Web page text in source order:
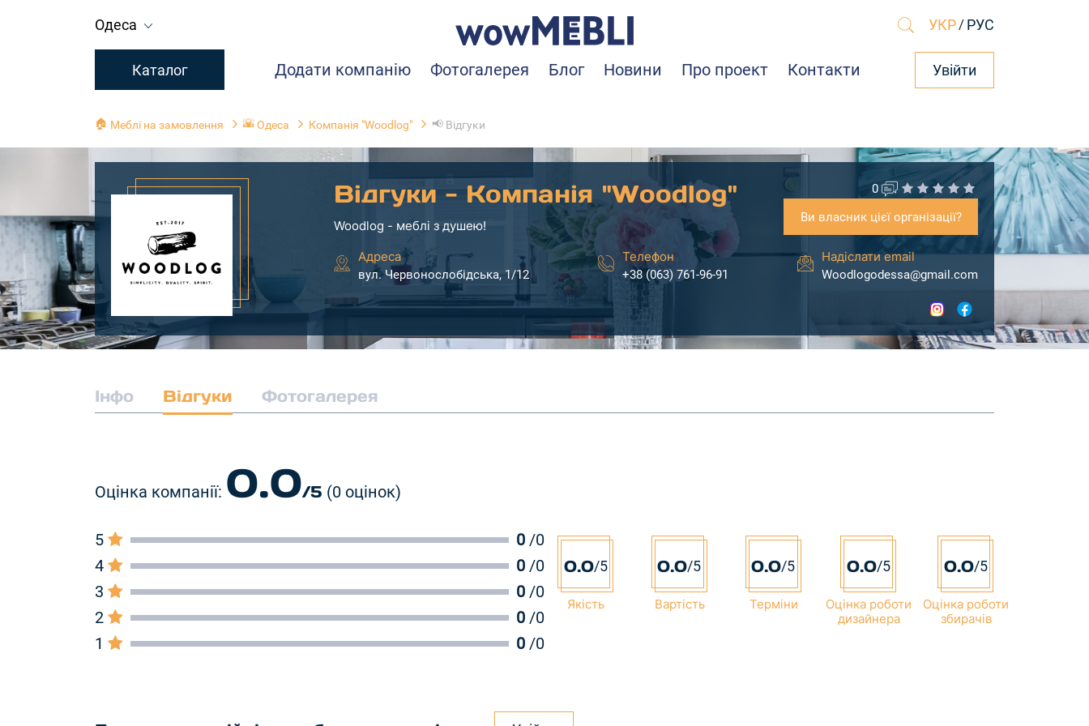
Одеса УКР / РУС
Каталог Додати компанію Фотогалерея Блог Новини Про проект Контакти Увійти
🏠 Меблі на замовлення 🌇 Одеса Компанія "Woodlog" 📢 Відгуки
Відгуки - Компанія "Woodlog"
Woodlog - меблі з душею!
0
Ви власник цієї організації?
Адреса
вул. Червонослобідська, 1/12
Телефон
+38 (063) 761-96-91
Надіслати email
Woodlogodessa@gmail.com
Інфо Відгуки Фотогалерея
Оцінка компанії: 0.0/5 (0 оцінок)
5 0 /0
4
0 /0
3
0 /0
2
0 /0
1
0 /0
0.0/5
Якість
0.0/5
Вартість
0.0/5
Терміни
0.0/5
Оцінка роботи
дизайнера
0.0/5
Оцінка роботи
збирачів